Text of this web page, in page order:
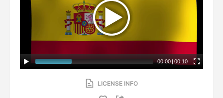
00:00 | 00:10
LICENSE INFO